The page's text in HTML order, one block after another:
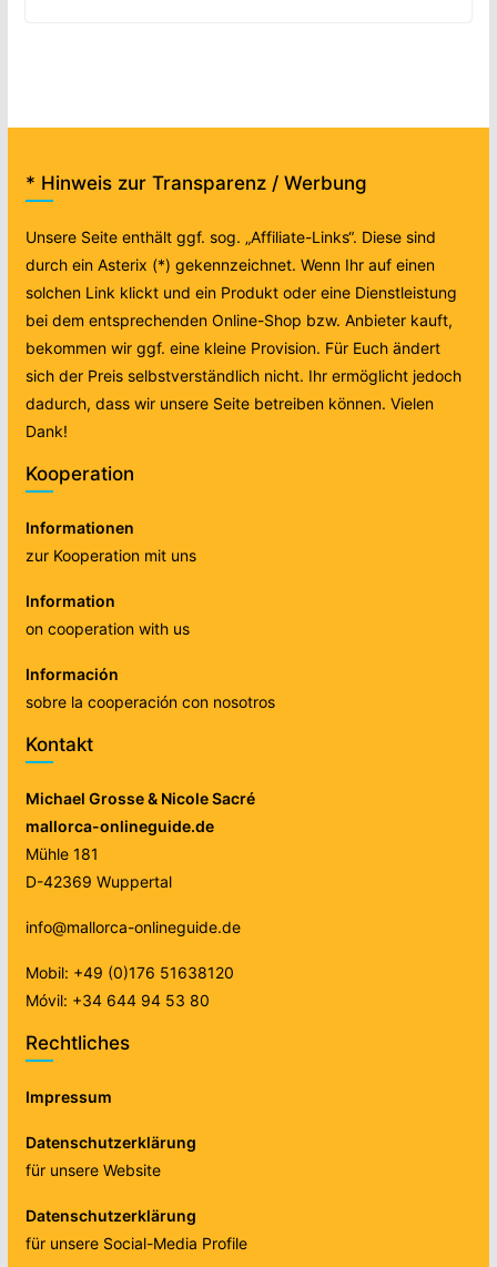
* Hinweis zur Transparenz / Werbung
Unsere Seite enthält ggf. sog. „Affiliate-Links“. Diese sind
durch ein Asterix (*) gekennzeichnet. Wenn Ihr auf einen
solchen Link klickt und ein Produkt oder eine Dienstleistung
bei dem entsprechenden Online-Shop bzw. Anbieter kauft,
bekommen wir ggf. eine kleine Provision. Für Euch ändert
sich der Preis selbstverständlich nicht. Ihr ermöglicht jedoch
dadurch, dass wir unsere Seite betreiben können. Vielen
Dank!
Kooperation
Informationen
zur Kooperation mit uns
Information
on cooperation with us
Información
sobre la cooperación con nosotros
Kontakt
Michael Grosse & Nicole Sacré
mallorca-onlineguide.de
Mühle 181
D-42369 Wuppertal
info@mallorca-onlineguide.de
Mobil: +49 (0)176 51638120
Móvil: +34 644 94 53 80
Rechtliches
Impressum
Datenschutzerklärung
für unsere Website
Datenschutzerklärung
für unsere Social-Media Profile